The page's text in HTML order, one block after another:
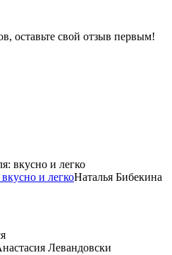
оставьте свой отзыв первым!
и легкоНаталья Бибекина
Левандовски